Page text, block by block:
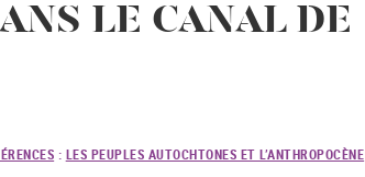
LE CANAL DE
: LES PEUPLES AUTOCHTONES ET L’ANTHROPOCÈNE